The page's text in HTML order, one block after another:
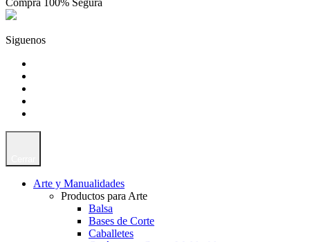
Compra 100% Segura
Siguenos
Arte y Manualidades
Productos para Arte
Balsa
Bases de Corte
Caballetes